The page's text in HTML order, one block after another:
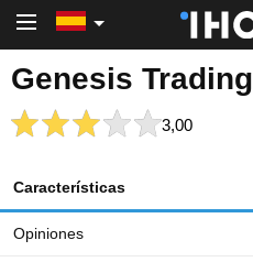
Genesis Trading
3,00
Características
Opiniones